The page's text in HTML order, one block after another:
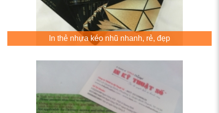
In thẻ nhựa kéo nhũ nhanh, rẻ, đẹp